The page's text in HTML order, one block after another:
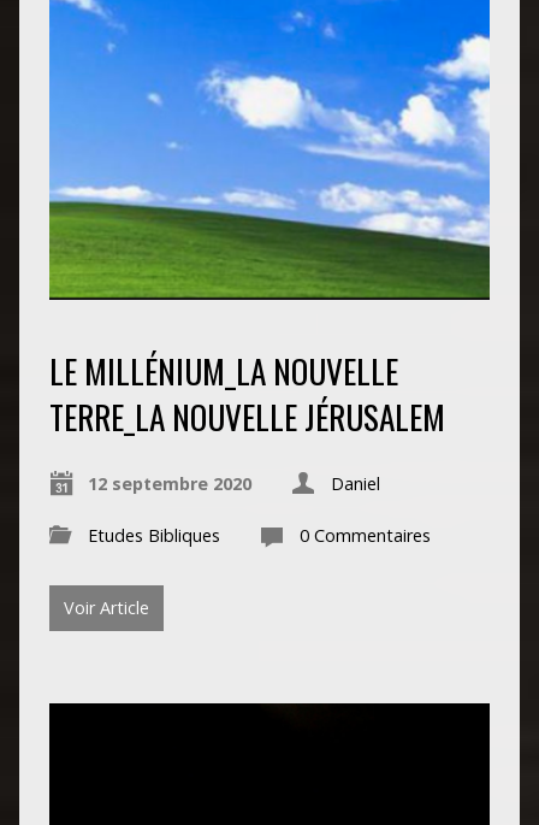
LE MILLÉNIUM_LA NOUVELLE
TERRE_LA NOUVELLE JÉRUSALEM
12 septembre 2020 Daniel
Etudes Bibliques 0 Commentaires
Voir Article